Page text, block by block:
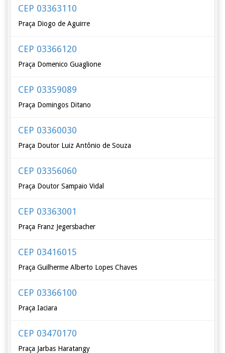
CEP 03363110
Praça Diogo de Aguirre
CEP 03366120
Praça Domenico Guaglione
CEP 03359089
Praça Domingos Ditano
CEP 03360030
Praça Doutor Luiz Antônio de Souza
CEP 03356060
Praça Doutor Sampaio Vidal
CEP 03363001
Praça Franz Jegersbacher
CEP 03416015
Praça Guilherme Alberto Lopes Chaves
CEP 03366100
Praça Iaciara
CEP 03470170
Praça Jarbas Haratangy